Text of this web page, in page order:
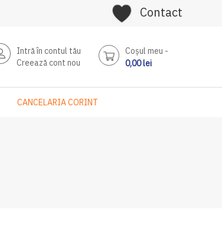
Contact
Intră în contul tău
Creează cont nou
Coşul meu
0,00 lei
CANCELARIA CORINT